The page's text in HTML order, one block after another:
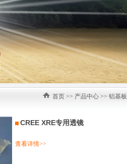
首页 >> 产品中心 >> 铝基板
CREE XRE专用透镜
查看详情>>